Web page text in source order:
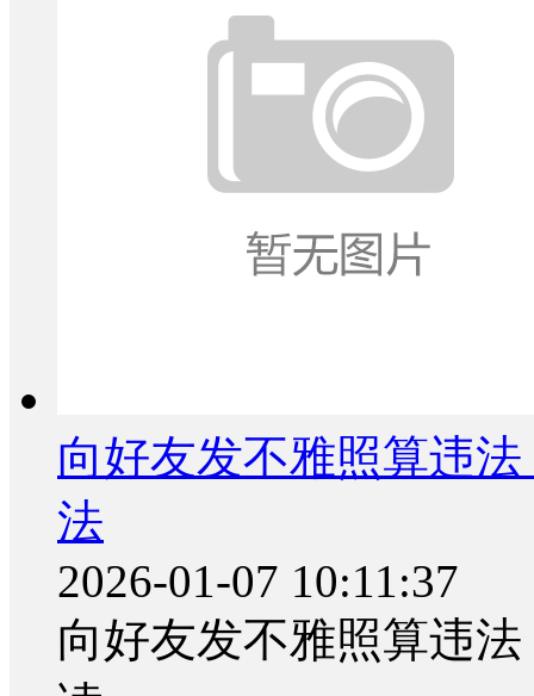
向好友发不雅照算违
法
2026-01-07 10:11:37
向好友发不雅照算违